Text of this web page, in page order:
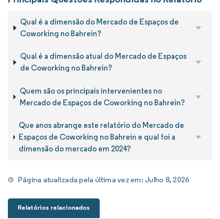
Qual é a dimensão do Mercado de Espaços de
Coworking no Bahrein?
Qual é a dimensão atual do Mercado de Espaços
de Coworking no Bahrein?
Quem são os principais intervenientes no
Mercado de Espaços de Coworking no Bahrein?
Que anos abrange este relatório do Mercado de
Espaços de Coworking no Bahrein e qual foi a
dimensão do mercado em 2024?
Página atualizada pela última vez em:Julho 8, 2026
Relatórios relacionados